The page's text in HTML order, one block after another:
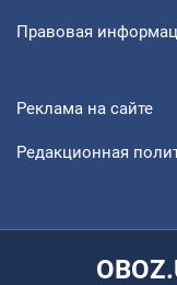
Правовая
Реклама на сайте
Редакционная